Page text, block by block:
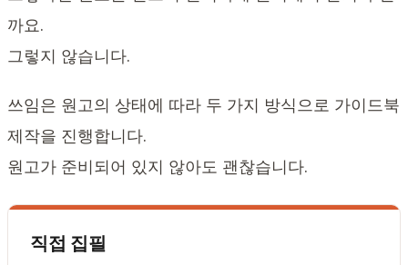
까요.
그렇지 않습니다.
쓰임은 원고의 상태에 따라 두 가지 방식으로 가이드북
제작을 진행합니다.
원고가 준비되어 있지 않아도 괜찮습니다.
직접 집필